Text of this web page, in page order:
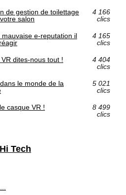
de gestion de toilettage
salon
4 166
clics
mauvaise e-reputation il
4 165
clics
dites-nous tout !
4 404
clics
le monde de la
5 021
clics
casque VR !
8 499
clics
Hi Tech